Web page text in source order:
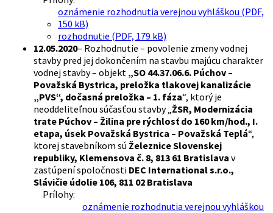
oznámenie rozhodnutia verejnou vyhláškou (PDF,
150 kB)
rozhodnutie (PDF, 179 kB)
12.05.2020– Rozhodnutie – povolenie zmeny vodnej
stavby pred jej dokončením na stavbu majúcu charakter
vodnej stavby – objekt „SO 44.37.06.6. Púchov –
Považská Bystrica, preložka tlakovej kanalizácie
„PVS“, dočasná preložka – 1. fáza“, ktorý je
neoddeliteľnou súčasťou stavby „ŽSR, Modernizácia
trate Púchov – Žilina pre rýchlosť do 160 km/hod., I.
etapa, úsek Považská Bystrica – Považská Teplá“,
ktorej stavebníkom sú Železnice Slovenskej
republiky, Klemensova č. 8, 813 61 Bratislava v
zastúpení spoločnosti DEC International s.r.o.,
Slávičie údolie 106, 811 02 Bratislava
Prílohy:
oznámenie rozhodnutia verejnou vyhláškou